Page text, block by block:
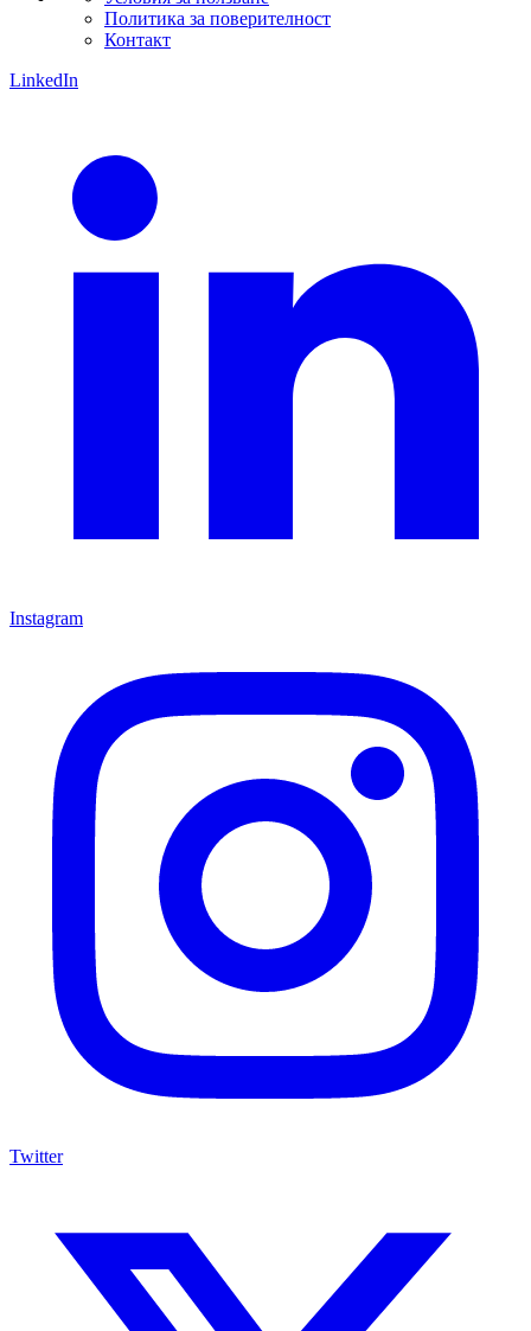
Политика за поверителност
Контакт
LinkedIn
Instagram
Twitter